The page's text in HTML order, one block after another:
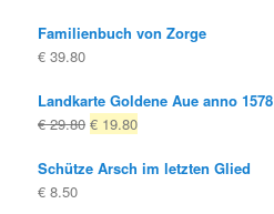
Familienbuch von Zorge
€ 39.80
Landkarte Goldene Aue anno 1578
€29.80 Ursprünglicher
war:
€ 19.80Aktueller
ist:
Schütze Arsch im letzten Glied
€ 8.50